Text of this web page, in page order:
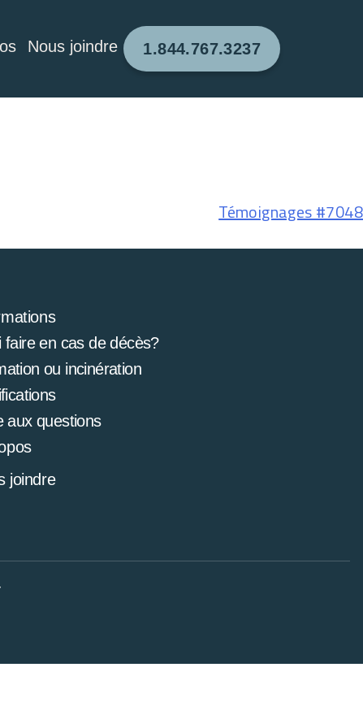
Nous joindre 1.844.767.3237
Témoignages #7048
faire en cas de décès?
ou incinération
aux questions
joindre